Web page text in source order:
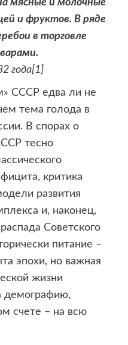
мясные и молочные
и фруктов. В ряде
в торговле
года[1]
СССР едва ли не
тема голода в
В спорах о
тесно
критика
развития
и, наконец,
Советского
питание –
эпохи, но важная
жизни
демографию,
счете – на всю